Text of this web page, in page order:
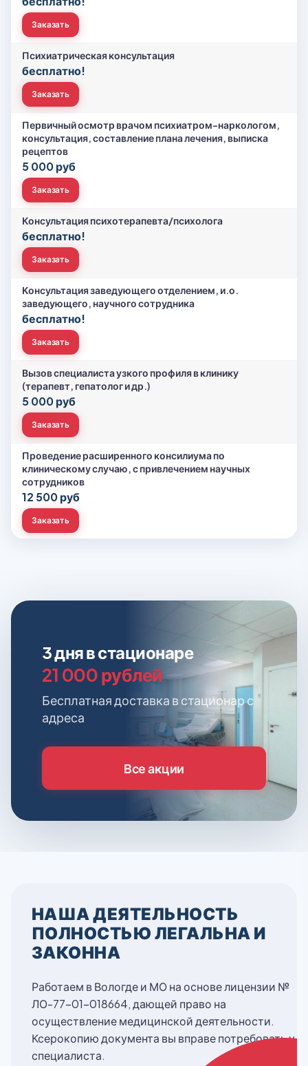
Заказать
Психиатрическая консультация
бесплатно!
Заказать
Первичный осмотр врачом психиатром-наркологом,
консультация, составление плана лечения, выписка
рецептов
5 000 руб
Заказать
Консультация психотерапевта/психолога
бесплатно!
Заказать
Консультация заведующего отделением, и.о.
заведующего, научного сотрудника
бесплатно!
Заказать
Вызов специалиста узкого профиля в клинику
(терапевт, гепатолог и др.)
5 000 руб
Заказать
Проведение расширенного консилиума по
клиническому случаю, с привлечением научных
сотрудников
12 500 руб
Заказать
3 дня в стационаре
21 000 рублей
Бесплатная доставка в стационар с
адреса
Все акции
НАША ДЕЯТЕЛЬНОСТЬ
ПОЛНОСТЬЮ ЛЕГАЛЬНА И
ЗАКОННА
Работаем в Вологде и МО на основе лицензии №
ЛО-77-01-018664, дающей право на
осуществление медицинской деятельности.
Ксерокопию документа вы вправе потребовать у
специалиста.